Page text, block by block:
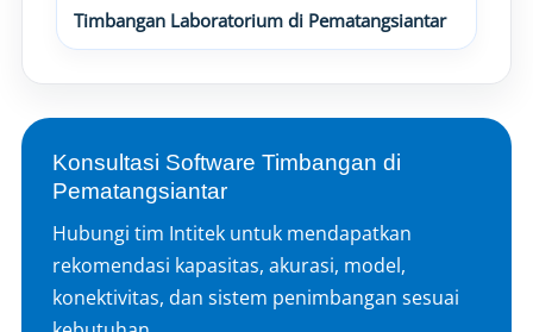
Timbangan Laboratorium di Pematangsiantar
Konsultasi Software Timbangan di
Pematangsiantar
Hubungi tim Intitek untuk mendapatkan
rekomendasi kapasitas, akurasi, model,
konektivitas, dan sistem penimbangan sesuai